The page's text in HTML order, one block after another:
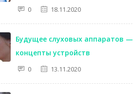
0 18.11.2020
Будущее слуховых аппаратов —
концепты устройств
0 13.11.2020